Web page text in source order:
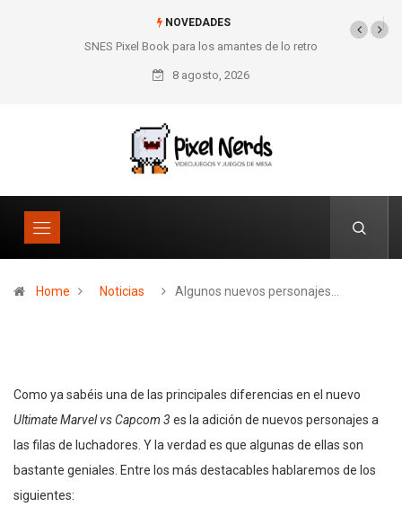
NOVEDADES
SNES Pixel Book para los amantes de lo retro
8 agosto, 2026
Home Noticias Algunos nuevos personajes…
Como ya sabéis una de las principales diferencias en el nuevo
Ultimate Marvel vs Capcom 3 es la adición de nuevos personajes a
las filas de luchadores. Y la verdad es que algunas de ellas son
bastante geniales. Entre los más destacables hablaremos de los
siguientes: